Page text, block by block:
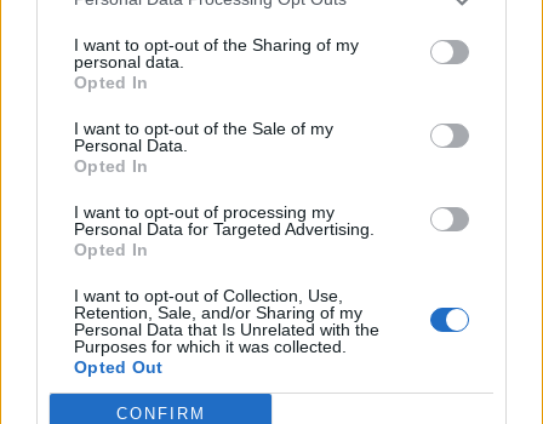
I want to opt-out of the Sharing of my
personal data.
Opted In
I want to opt-out of the Sale of my
Personal Data.
Opted In
I want to opt-out of processing my
Personal Data for Targeted Advertising.
Opted In
I want to opt-out of Collection, Use,
Retention, Sale, and/or Sharing of my
Personal Data that Is Unrelated with the
Purposes for which it was collected.
Opted Out
CONFIRM
allergènes de l'air intérieur
Consultez un allergologue: Faites réaliser des
tests cutanés ou sanguins pour identifier
précisément vos allergènes et établir un plan de
traitement adapté (antihistaminiques,